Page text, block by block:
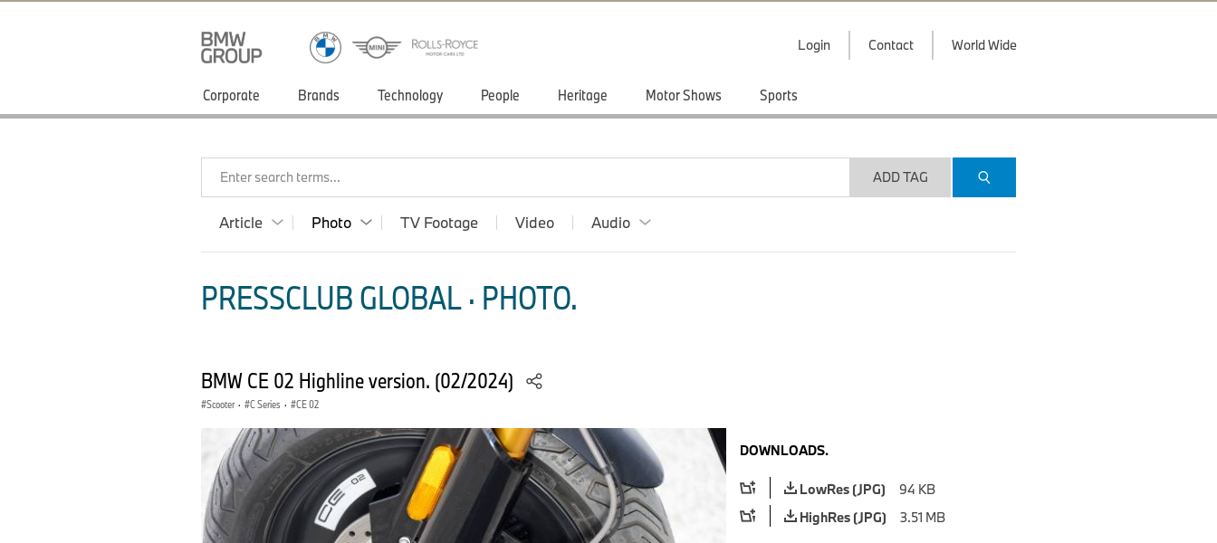
Login Contact World Wide
Corporate Brands Technology People Heritage Motor Shows Sports
Enter search terms... ADD TAG
Article Photo TV Footage Video Audio
PRESSCLUB GLOBAL · PHOTO.
BMW CE 02 Highline version. (02/2024)
Scooter · C Series · CE 02
DOWNLOADS.
LowRes (JPG)
94 KB
HighRes (JPG)
3.51 MB